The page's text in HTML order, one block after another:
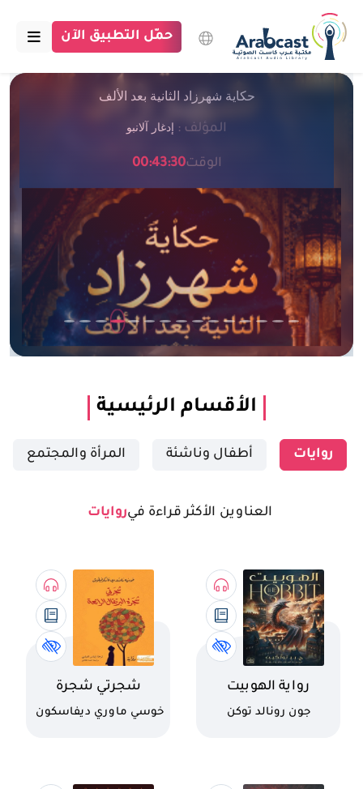
بودكاست
مقالات
اتصل بنا
تبرع للمكتبة
حمّل التطبيق الآن
حكاية شهرزاد الثانية بعد الألف
المؤلف : إدغار آلانبو
00:43:30الوقت
الأقسام الرئيسية
روايات أطفال وناشئة المرأة والمجتمع
العناوين الأكثر قراءة فيروايات
اسم الكتاب
رواية الهوبيت
كاتب
جون رونالد توكن
اسم الكتاب
شجرتي شجرة
البرتقال الرائعةكاتب
خوسي ماوري ديفاسكون